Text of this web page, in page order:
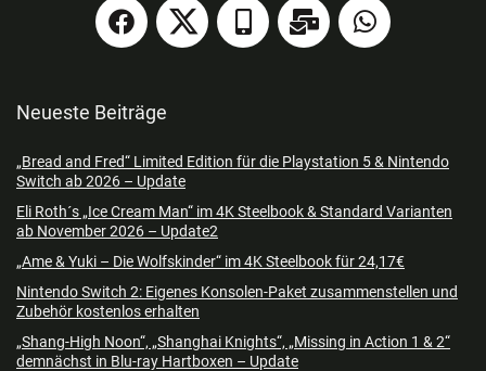
Neueste Beiträge
„Bread and Fred“ Limited Edition für die Playstation 5 & Nintendo
Switch ab 2026 – Update
Eli Roth´s „Ice Cream Man“ im 4K Steelbook & Standard Varianten
ab November 2026 – Update2
„Ame & Yuki – Die Wolfskinder“ im 4K Steelbook für 24,17€
Nintendo Switch 2: Eigenes Konsolen-Paket zusammenstellen und
Zubehör kostenlos erhalten
„Shang-High Noon“, „Shanghai Knights“, „Missing in Action 1 & 2“
demnächst in Blu-ray Hartboxen – Update